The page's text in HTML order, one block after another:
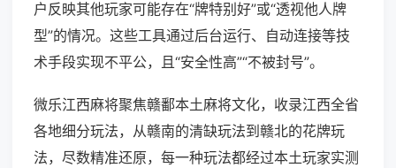
户反映其他玩家可能存在“牌特别好”或“透视他人牌
型”的情况。这些工具通过后台运行、自动连接等技
术手段实现不平公，且“安全性高”“不被封号”。
微乐江西麻将聚焦赣鄱本土麻将文化，收录江西全省
各地细分玩法，从赣南的清缺玩法到赣北的花牌玩
法，尽数精准还原，每一种玩法都经过本土玩家实测